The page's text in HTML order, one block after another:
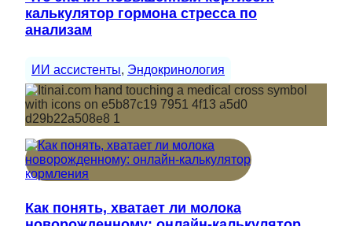
калькулятор гормона стресса по
анализам
ИИ ассистенты, Эндокринология
Как понять, хватает ли молока